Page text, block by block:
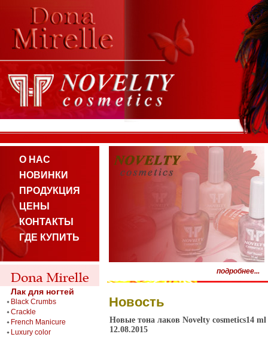
О НАС
НОВИНКИ
ПРОДУКЦИЯ
ЦЕНЫ
КОНТАКТЫ
ГДЕ КУПИТЬ
Лак для ногтей
Black Crumbs
Crackle
French Manicure
Luxury color
подробнее...
Новость
Новые тона лаков Novelty cosmetics14 ml
12.08.2015